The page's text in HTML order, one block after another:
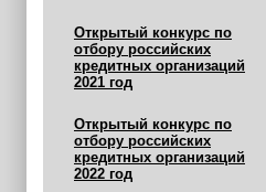
Открытый конкурс по
отбору российских
кредитных организаций
2021 год
Открытый конкурс по
отбору российских
кредитных организаций
2022 год